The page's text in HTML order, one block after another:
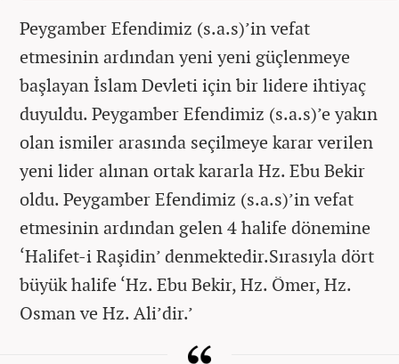
Peygamber Efendimiz (s.a.s)’in vefat
etmesinin ardından yeni yeni güçlenmeye
başlayan İslam Devleti için bir lidere ihtiyaç
duyuldu. Peygamber Efendimiz (s.a.s)’e yakın
olan ismiler arasında seçilmeye karar verilen
yeni lider alınan ortak kararla Hz. Ebu Bekir
oldu. Peygamber Efendimiz (s.a.s)’in vefat
etmesinin ardından gelen 4 halife dönemine
‘Halifet-i Raşidin’ denmektedir.Sırasıyla dört
büyük halife ‘Hz. Ebu Bekir, Hz. Ömer, Hz.
Osman ve Hz. Ali’dir.’